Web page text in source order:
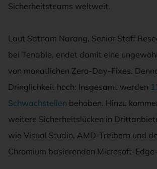
Sicherheitsteams weltweit.
Laut Satnam Narang, Senior Staff
bei Tenable, endet damit eine
von monatlichen Zero-Day-Fixes.
Dringlichkeit hoch: Insgesamt werden
Schwachstellen behoben. Hinzu
weitere Sicherheitslücken in
wie Visual Studio, AMD-Treibern und
Chromium basierenden Microsoft-